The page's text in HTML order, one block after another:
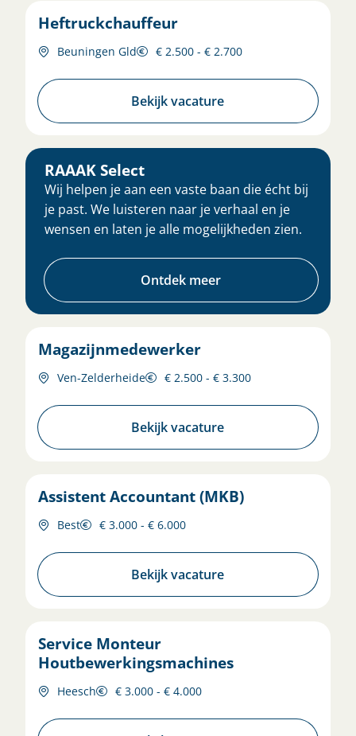
Heftruckchauffeur
Beuningen Gld € 2.500 - € 2.700
Bekijk vacature
RAAAK Select
Wij helpen je aan een vaste baan die écht bij
je past. We luisteren naar je verhaal en je
wensen en laten je alle mogelijkheden zien.
Ontdek meer
Magazijnmedewerker
Ven-Zelderheide € 2.500 - € 3.300
Bekijk vacature
Assistent Accountant (MKB)
Best € 3.000 - € 6.000
Bekijk vacature
Service Monteur
Houtbewerkingsmachines
Heesch € 3.000 - € 4.000